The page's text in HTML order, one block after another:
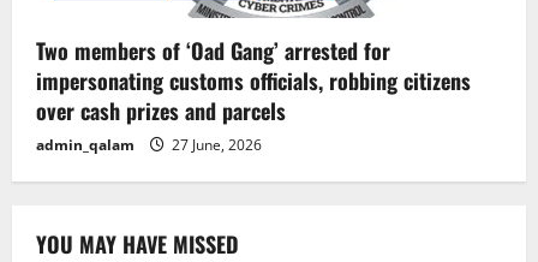
Two members of ‘Oad Gang’ arrested for
impersonating customs officials, robbing citizens
over cash prizes and parcels
admin_qalam 27 June, 2026
YOU MAY HAVE MISSED